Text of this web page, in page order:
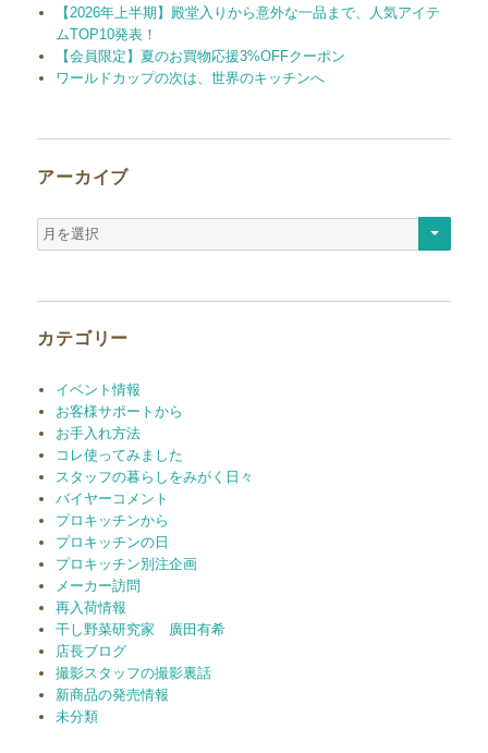
り【2026年上半期】殿堂入りから意外な一品まで、人気アイテ
ムTOP10発表！
【会員限定】夏のお買物応援3%OFFクーポン
ワールドカップの次は、世界のキッチンへ
アーカイブ
ア
ー
カテゴリー
イベント情報
お客様サポートから
お手入れ方法
コレ使ってみました
スタッフの暮らしをみがく日々
バイヤーコメント
プロキッチンから
プロキッチンの日
プロキッチン別注企画
メーカー訪問
再入荷情報
干し野菜研究家 廣田有希
店長ブログ
撮影スタッフの撮影裏話
新商品の発売情報
未分類